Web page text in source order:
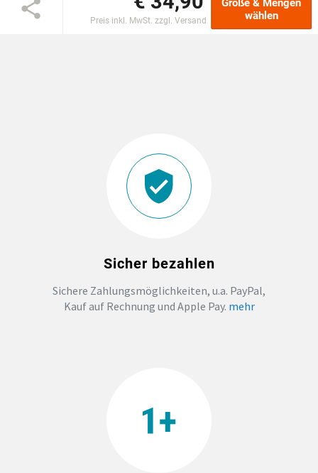
ZAHNARZTPRAXIS
FOTOTASSEN UND MEHR
GROSSBESTELLUNG
Preis inkl. MwSt. zzgl. Versand
Größe & Mengen
wählen
Sicher bezahlen
Sichere Zahlungsmöglichkeiten, u.a. PayPal,
Kauf auf Rechnung und Apple Pay. mehr